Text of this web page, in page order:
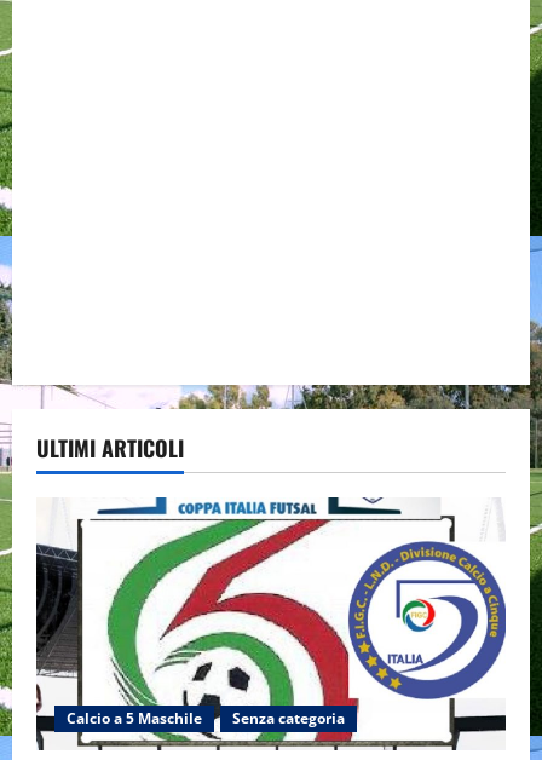
ULTIMI ARTICOLI
Calcio a 5 Maschile Senza categoria